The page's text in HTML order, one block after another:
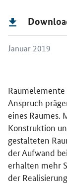
Januar 2019
Anspruch
eines Raumes.
Konstruktion
gestalteten
der Aufwand
erhalten mehr
der